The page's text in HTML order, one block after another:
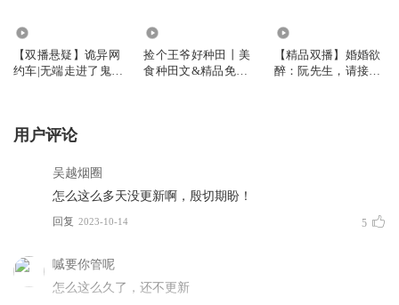
【双播悬疑】诡异网
约车|无端走进了鬼怪
捡个王爷好种田丨美
食种田文&精品免费
【精品双播】婚婚欲
醉：阮先生，请接招
用户评论
吴越烟圈
怎么这么多天没更新啊，殷切期盼！
回复 2023-10-14 5
嘁要你管呢
怎么这么久了，还不更新